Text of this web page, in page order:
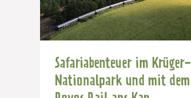
Safariabenteuer im Krüger-
Nationalpark und mit dem